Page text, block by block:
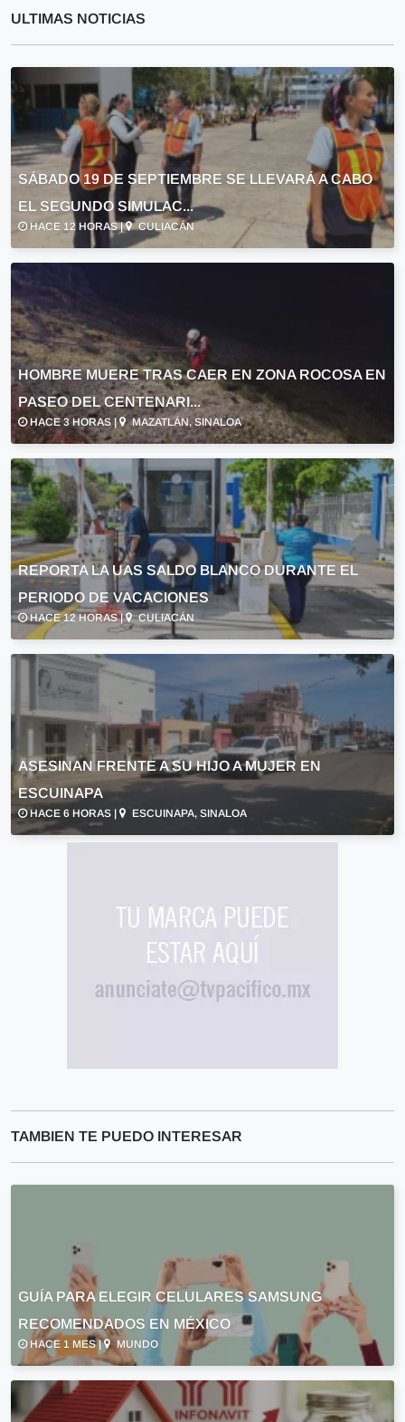
ULTIMAS NOTICIAS
SÁBADO 19 DE SEPTIEMBRE SE LLEVARÁ A CABO
EL SEGUNDO SIMULAC...
HACE 12 HORAS | CULIACÁN
HOMBRE MUERE TRAS CAER EN ZONA ROCOSA EN
PASEO DEL CENTENARI...
HACE 3 HORAS | MAZATLÁN, SINALOA
REPORTA LA UAS SALDO BLANCO DURANTE EL
PERIODO DE VACACIONES
HACE 12 HORAS | CULIACÁN
ASESINAN FRENTE A SU HIJO A MUJER EN
ESCUINAPA
HACE 6 HORAS | ESCUINAPA, SINALOA
TAMBIEN TE PUEDO INTERESAR
GUÍA PARA ELEGIR CELULARES SAMSUNG
RECOMENDADOS EN MÉXICO
HACE 1 MES | MUNDO